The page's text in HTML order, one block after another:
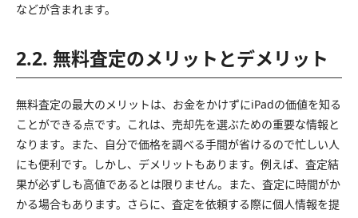
などが含まれます。
2.2. 無料査定のメリットとデメリット
無料査定の最大のメリットは、お金をかけずにiPadの価値を知る
ことができる点です。これは、売却先を選ぶための重要な情報と
なります。また、自分で価格を調べる手間が省けるので忙しい人
にも便利です。しかし、デメリットもあります。例えば、査定結
果が必ずしも高値であるとは限りません。また、査定に時間がか
かる場合もあります。さらに、査定を依頼する際に個人情報を提